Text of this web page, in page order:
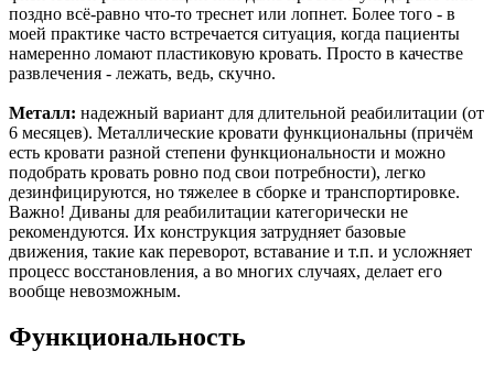
поздно всё-равно что-то треснет или лопнет. Более того - в
моей практике часто встречается ситуация, когда пациенты
намеренно ломают пластиковую кровать. Просто в качестве
развлечения - лежать, ведь, скучно.
Металл: надежный вариант для длительной реабилитации (от
6 месяцев). Металлические кровати функциональны (причём
есть кровати разной степени функциональности и можно
подобрать кровать ровно под свои потребности), легко
дезинфицируются, но тяжелее в сборке и транспортировке.
Важно! Диваны для реабилитации категорически не
рекомендуются. Их конструкция затрудняет базовые
движения, такие как переворот, вставание и т.п. и усложняет
процесс восстановления, а во многих случаях, делает его
вообще невозможным.
Функциональность